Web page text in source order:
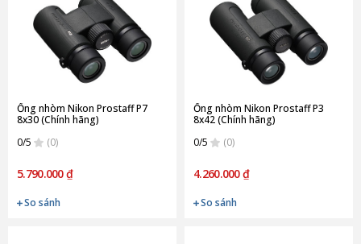
Ống nhòm Nikon Prostaff P7
8x30 (Chính hãng)
0/5
(0)
5.790.000 ₫
So sánh
Ống nhòm Nikon Prostaff P3
8x42 (Chính hãng)
0/5
(0)
4.260.000 ₫
So sánh